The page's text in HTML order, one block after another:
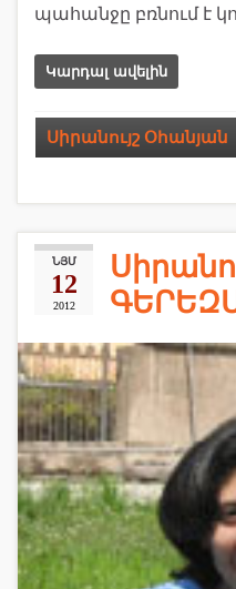
պահանջը բռնում է
Կարդալ ավելին
Սիրանույշ Օհանյան
ՆՅՄ
12
2012